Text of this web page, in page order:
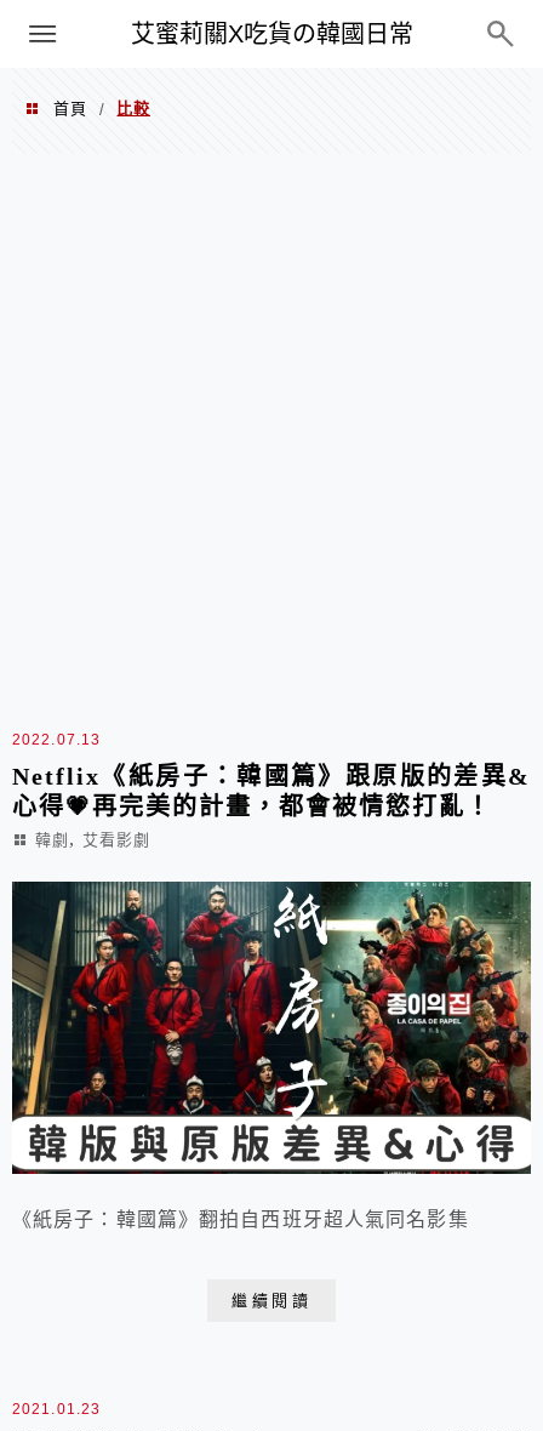
艾蜜莉關X吃貨の韓國日常
PXN
首頁 / 比較
2022.07.13
Netflix《紙房子：韓國篇》跟原版的差異&
心得💗再完美的計畫，都會被情慾打亂！
韓劇 , 艾看影劇
《紙房子：韓國篇》翻拍自西班牙超人氣同名影集
繼續閱讀
2021.01.23